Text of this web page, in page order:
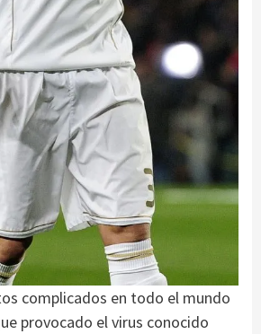
complicados en todo el mundo
provocado el virus conocido